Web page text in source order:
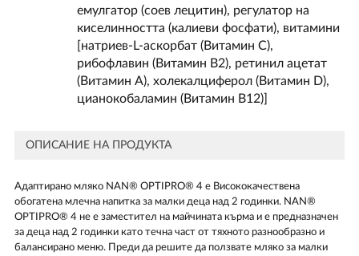
емулгатор (соев лецитин), регулатор на
киселинността (калиеви фосфати), витамини
[натриев-L-аскорбат (Витамин С),
рибофлавин (Витамин В2), ретинил ацетат
(Витамин А), холекалциферол (Витамин D),
цианокобаламин (Витамин В12)]
ОПИСАНИЕ НА ПРОДУКТА
Адаптирано мляко NAN® OPTIPRO® 4 е Висококачествена
обогатена млечна напитка за малки деца над 2 годинки. NAN®
OPTIPRO® 4 не е заместител на майчината кърма и е предназначен
за деца над 2 годинки като течна част от тяхното разнообразно и
балансирано меню. Преди да решите да ползвате мляко за малки